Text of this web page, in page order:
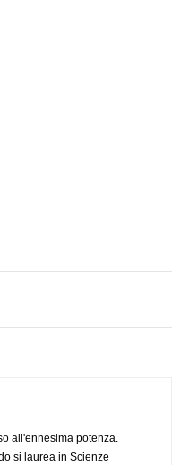
all'ennesima potenza.
si laurea in Scienze